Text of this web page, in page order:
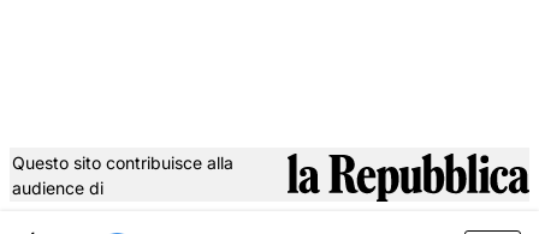
Questo sito contribuisce alla
audience di